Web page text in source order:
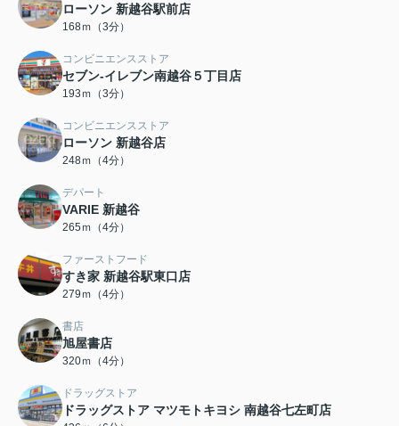
ローソン 新越谷駅前店
168ｍ（3分）
コンビニエンスストア
セブン-イレブン南越谷５丁目店
193ｍ（3分）
コンビニエンスストア
ローソン 新越谷店
248ｍ（4分）
デパート
VARIE 新越谷
265ｍ（4分）
ファーストフード
すき家 新越谷駅東口店
279ｍ（4分）
書店
旭屋書店
320ｍ（4分）
ドラッグストア
ドラッグストア マツモトキヨシ 南越谷七左町店